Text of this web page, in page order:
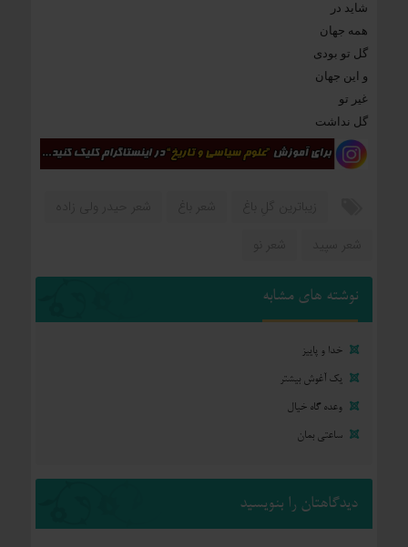
شاید در
همه جهان
گل تو بودی
و این جهان
غیر تو
گل نداشت
نوشته های مشابه
خدا و پاییز
یک آغوش بیشتر
وعده گاه خیال
ساعتی بمان
دیدگاهتان را بنویسید